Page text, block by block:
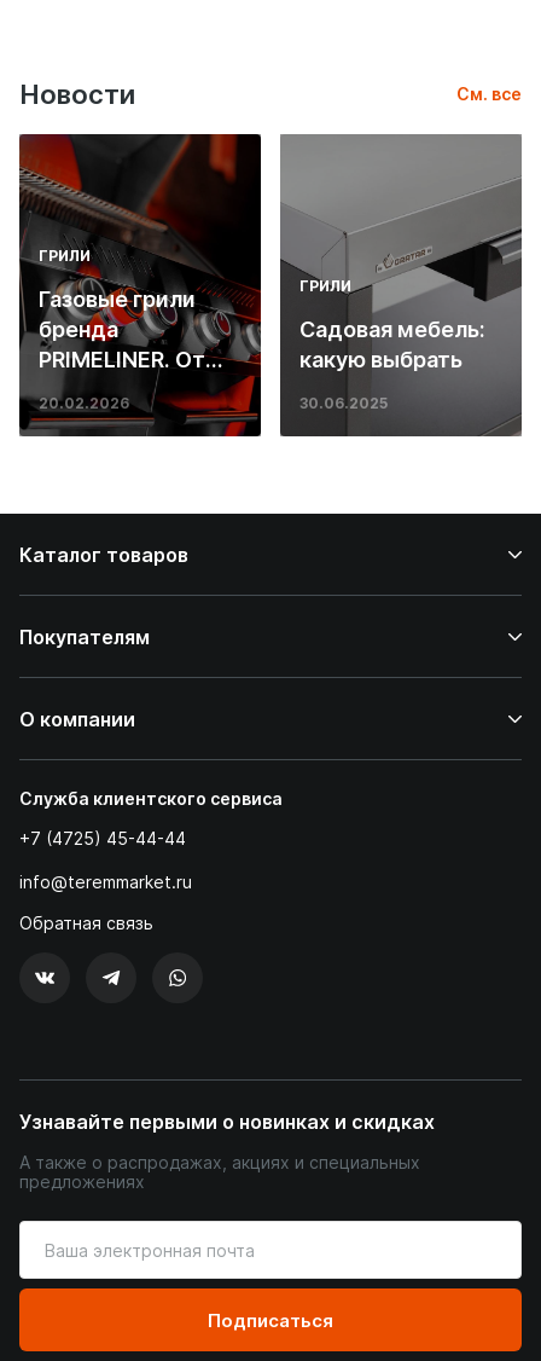
Новости См. все
ГРИЛИ
Газовые грили
бренда
PRIMELINER. От
основ инженерии
до ресторанных
20.02.2026
ГРИЛИ
Садовая мебель:
какую выбрать
30.06.2025
Каталог товаров
Покупателям
О компании
Служба клиентского сервиса
+7 (4725) 45-44-44
info@teremmarket.ru
Обратная связь
Узнавайте первыми о новинках и скидках
А также о распродажах, акциях и специальных
предложениях
ваш
адрес
почты
Подписаться